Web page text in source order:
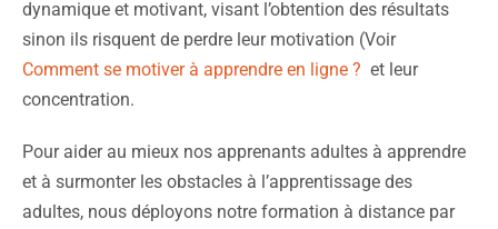
dynamique et motivant, visant l’obtention des résultats
sinon ils risquent de perdre leur motivation (Voir
Comment se motiver à apprendre en ligne ? et leur
concentration.
Pour aider au mieux nos apprenants adultes à apprendre
et à surmonter les obstacles à l’apprentissage des
adultes, nous déployons notre formation à distance par